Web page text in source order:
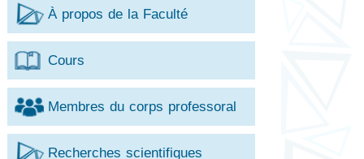
À propos de la Faculté
Cours
Membres du corps professoral
Recherches scientifiques